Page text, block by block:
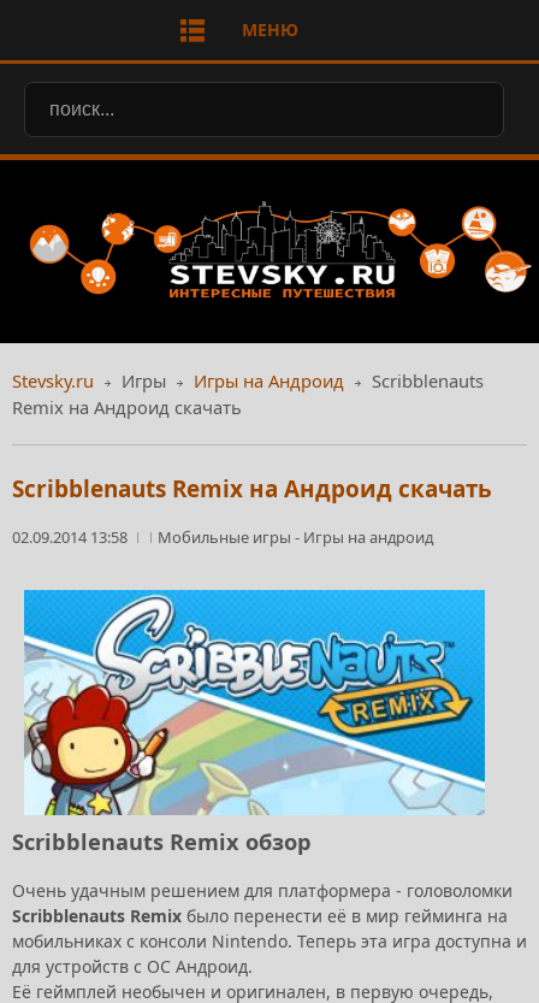
МЕНЮ
Stevsky.ru Игры Игры на Андроид
Scribblenauts
Remix на Андроид скачать
Scribblenauts Remix на Андроид скачать
02.09.2014 13:58 Мобильные игры - Игры на андроид
Scribblenauts Remix обзор
Очень удачным решением для платформера - головоломки
Scribblenauts Remix было перенести её в мир гейминга на
мобильниках с консоли Nintendo. Теперь эта игра доступна и
для устройств с ОС Андроид.
Её геймплей необычен и оригинален, в первую очередь,